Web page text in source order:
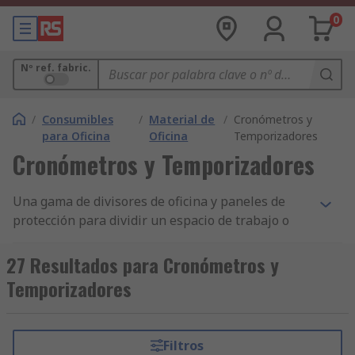
0
Nº ref. fabric.
/ Consumibles
para Oficina
/ Material de
Oficina
/ Cronómetros y
Temporizadores
Cronómetros y Temporizadores
Una gama de divisores de oficina y paneles de
protección para dividir un espacio de trabajo o
Divisores de oficina
paneles grandes que se utilizan para dividir y
27 Resultados para Cronómetros y
Temporizadores
Filtros